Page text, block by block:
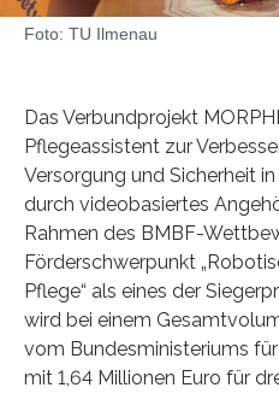
Foto: TU Ilmenau
Das Verbundprojekt
Pflegeassistent zur
Versorgung und Sicherheit
durch videobasiertes
Rahmen des BMBF-
Förderschwerpunkt
Pflege“ als eines der
wird bei einem
vom Bundesministeriums
mit 1,64 Millionen Euro für